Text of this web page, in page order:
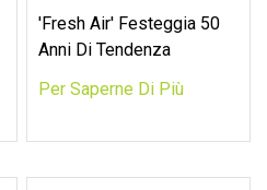
'Fresh Air' Festeggia 50
Anni Di Tendenza
Per Saperne Di Più